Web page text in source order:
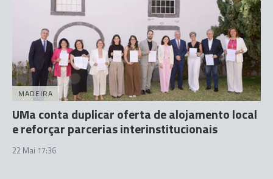
MADEIRA
UMa conta duplicar oferta de alojamento local
e reforçar parcerias interinstitucionais
22 Mai 17:36